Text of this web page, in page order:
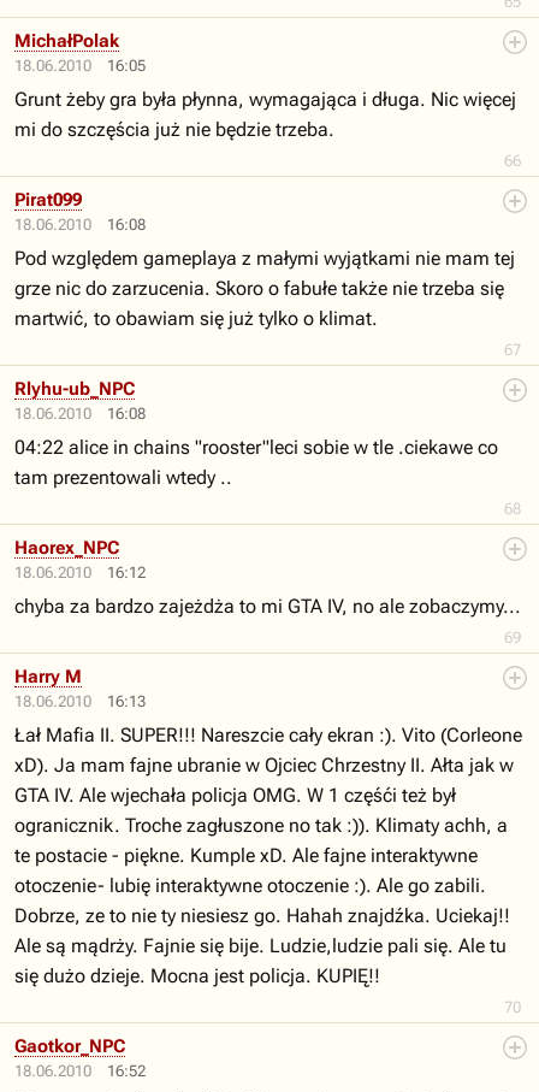
18.06.2010 16:05
66
MichałPolak
Grunt żeby gra była płynna, wymagająca i długa. Nic więcej
mi do szczęścia już nie będzie trzeba.
18.06.2010 16:08
67
Pirat099
Pod względem gameplaya z małymi wyjątkami nie mam tej
grze nic do zarzucenia. Skoro o fabułe także nie trzeba się
martwić, to obawiam się już tylko o klimat.
18.06.2010 16:08
68
Rlyhu-ub_NPC
04:22 alice in chains "rooster"leci sobie w tle .ciekawe co
tam prezentowali wtedy ..
18.06.2010 16:12
69
Haorex_NPC
chyba za bardzo zajeżdża to mi GTA IV, no ale zobaczymy...
18.06.2010 16:13
70
Harry M
Łał Mafia II. SUPER!!! Nareszcie cały ekran :). Vito (Corleone
xD). Ja mam fajne ubranie w Ojciec Chrzestny II. Ałta jak w
GTA IV. Ale wjechała policja OMG. W 1 częśći też był
ogranicznik. Troche zagłuszone no tak :)). Klimaty achh, a
te postacie - piękne. Kumple xD. Ale fajne interaktywne
otoczenie- lubię interaktywne otoczenie :). Ale go zabili.
Dobrze, ze to nie ty niesiesz go. Hahah znajdźka. Uciekaj!!
Ale są mądrży. Fajnie się bije. Ludzie,ludzie pali się. Ale tu
się dużo dzieje. Mocna jest policja. KUPIĘ!!
18.06.2010 16:52
Gaotkor_NPC